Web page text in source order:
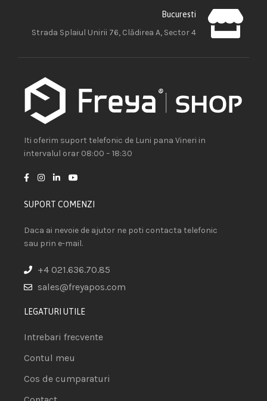
Bucuresti
Strada Splaiul Unirii 76, Clădirea A, Sector 4
Iti oferim suport telefonic de Luni pana Vineri in
intervalul orar 08:00 – 18:30
SUPORT COMENZI
Daca ai nevoie de ajutor ne poti contacta telefonic
sau prin e-mail.
+4 021.636.70.85
sales@freyapos.com
LEGATURI UTILE
Intrebari frecvente
Contul meu
Cos de cumparaturi